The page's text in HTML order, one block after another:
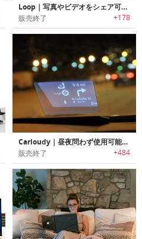
Loop｜写真やビデオをシェア可能なWi-Fi接続パーソナルディスプレイ「ループ」
販売終了 +178
Carloudy｜昼夜問わず使用可能なヘッドアップディスプレイ「カークラウディー」
販売終了 +484